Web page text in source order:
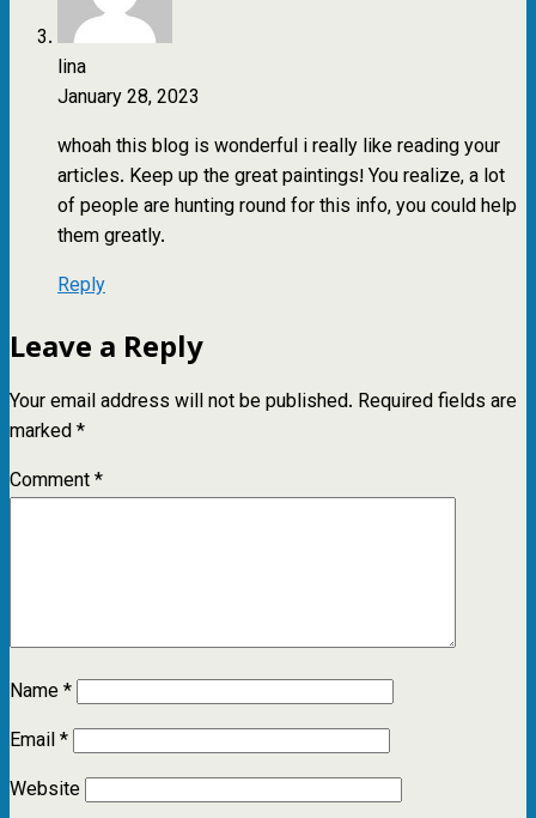
lina
January 28, 2023
whoah this blog is wonderful i really like reading your
articles. Keep up the great paintings! You realize, a lot
of people are hunting round for this info, you could help
them greatly.
Reply
Leave a Reply
Your email address will not be published. Required fields are
marked*
Comment*
Name*
Email*
Website